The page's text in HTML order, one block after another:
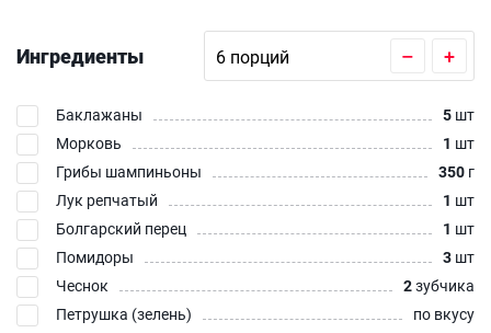
Ингредиенты – +
Баклажаны 5 шт
Морковь
1 шт
Грибы шампиньоны
350 г
Лук репчатый
1 шт
Болгарский перец
1 шт
Помидоры
3 шт
Чеснок
2зубчика
Петрушка (зелень)
по вкусу